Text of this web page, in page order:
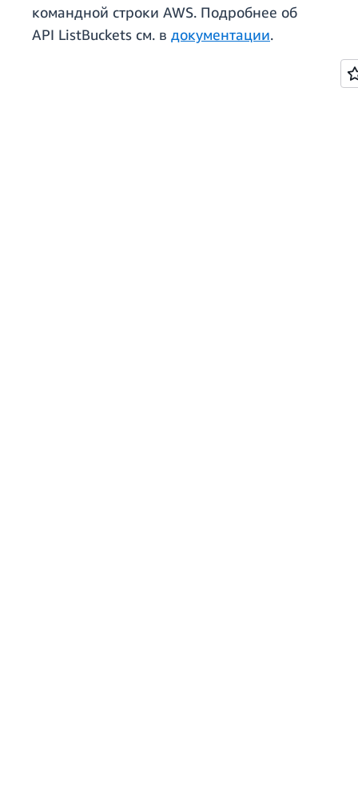
командной строки AWS. Подробнее об
API ListBuckets см. в документации.